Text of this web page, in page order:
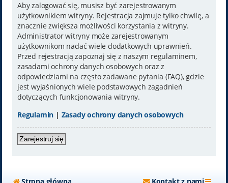
Aby zalogować się, musisz być zarejestrowanym
użytkownikiem witryny. Rejestracja zajmuje tylko chwilę, a
znacznie zwiększa możliwości korzystania z witryny.
Administrator witryny może zarejestrowanym
użytkownikom nadać wiele dodatkowych uprawnień.
Przed rejestracją zapoznaj się z naszym regulaminem,
zasadami ochrony danych osobowych oraz z
odpowiedziami na często zadawane pytania (FAQ), gdzie
jest wyjaśnionych wiele podstawowych zagadnień
dotyczących funkcjonowania witryny.
Regulamin | Zasady ochrony danych osobowych
Zarejestruj się
Strona główna Kontakt z nami